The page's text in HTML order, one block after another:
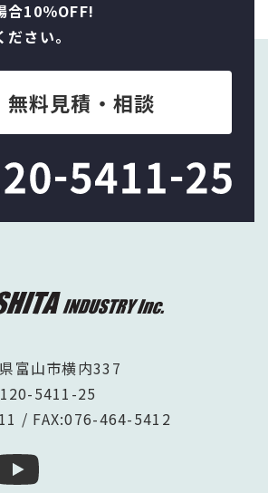
合10％OFF!
さい。
無料見積・相談
富山市横内337
5411-25
/ FAX:076-464-5412